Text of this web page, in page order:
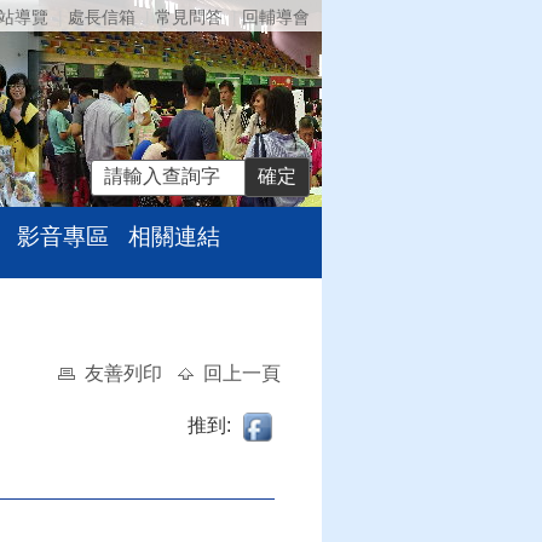
導覽 處長信箱 常見問答 回輔導會
影音專區 相關連結
友善列印 回上一頁
推到: